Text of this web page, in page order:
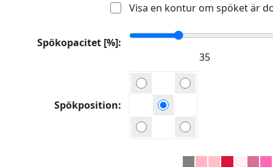
Visa en kontur om spöket är
Spökopacitet [%]
Spökposition